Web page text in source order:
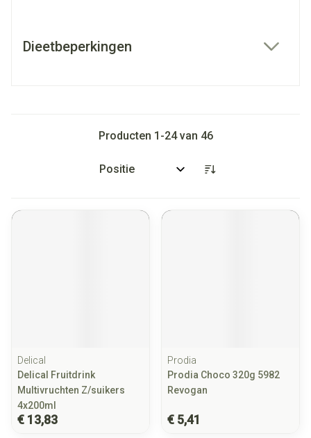
Dieetbeperkingen
Producten 1 -24van 46
Sorteer op:
Delical
Delical Fruitdrink
Multivruchten Z/suikers
4x200ml
€ 13,83
Prodia
Prodia Choco 320g 5982
Revogan
€ 5,41